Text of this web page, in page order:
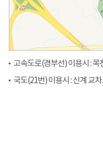
고속도로(경부선) 이용시 :
국도(21번) 이용시 : 신계 교